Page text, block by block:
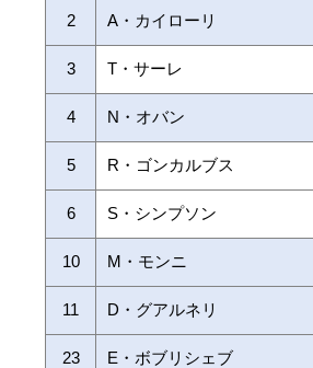
2 A・カイローリ
3 T・サーレ
4 N・オバン
5 R・ゴンカルブス
6 S・シンプソン
10 M・モンニ
11 D・グアルネリ
23 E・ボブリシェブ